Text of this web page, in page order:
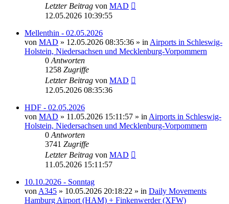
Letzter Beitrag von MAD
12.05.2026 10:39:55
Mellenthin - 02.05.2026
von MAD » 12.05.2026 08:35:36 » in Airports in Schleswig-
Holstein, Niedersachsen und Mecklenburg-Vorpommern
0 Antworten
1258 Zugriffe
Letzter Beitrag von MAD
12.05.2026 08:35:36
HDF - 02.05.2026
von MAD » 11.05.2026 15:11:57 » in Airports in Schleswig-
Holstein, Niedersachsen und Mecklenburg-Vorpommern
0 Antworten
3741 Zugriffe
Letzter Beitrag von MAD
11.05.2026 15:11:57
10.10.2026 - Sonntag
von A345 » 10.05.2026 20:18:22 » in Daily Movements
Hamburg Airport (HAM) + Finkenwerder (XFW)